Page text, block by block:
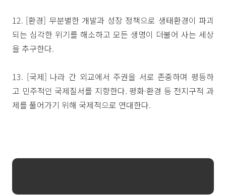
12. [환경] 무분별한 개발과 성장 정책으로 생태환경이 파괴
되는 심각한 위기를 해소하고 모든 생명이 더불어 사는 세상
을 추구한다.
13. [국제] 나라 간 외교에서 주권을 서로 존중하며 평등하
고 민주적인 국제질서를 지향한다. 평화·환경 등 전지구적 과
제를 풀어가기 위해 국제적으로 연대한다.